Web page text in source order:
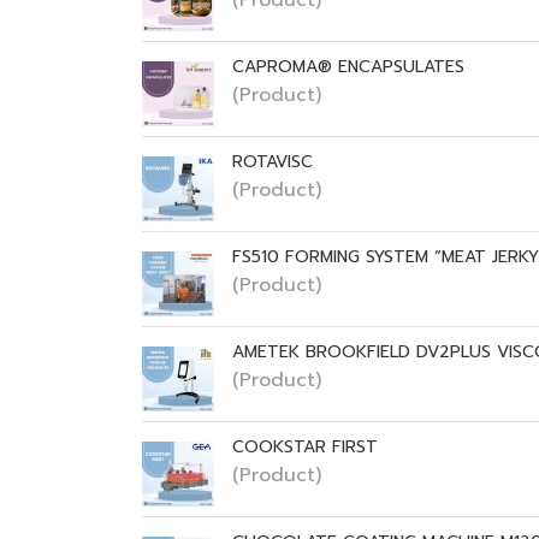
CAPROMA® ENCAPSULATES
(Product)
ROTAVISC
(Product)
FS510 FORMING SYSTEM “MEAT
(Product)
AMETEK BROOKFIELD DV2PLUS
(Product)
COOKSTAR FIRST
(Product)